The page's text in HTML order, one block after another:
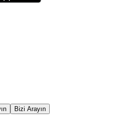
Bizi Arayın